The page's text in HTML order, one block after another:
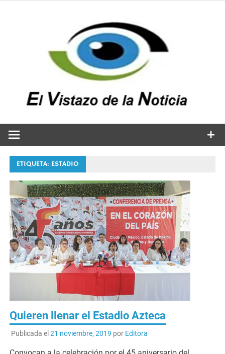
ETIQUETA: ESTADIO
Quieren llenar el Estadio Azteca
Publicada el 21 noviembre, 2019 por Editora